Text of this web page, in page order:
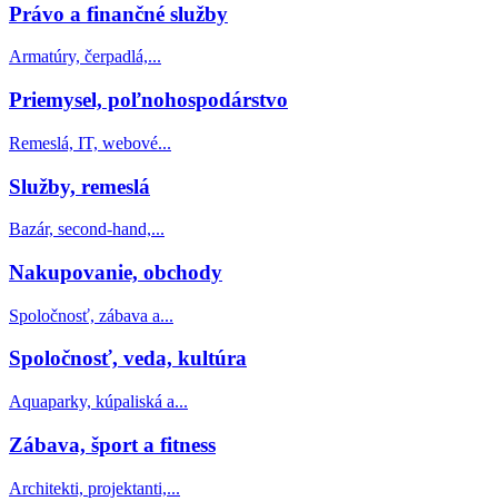
Právo a finančné služby
Armatúry, čerpadlá,...
Priemysel, poľnohospodárstvo
Remeslá, IT, webové...
Služby, remeslá
Bazár, second-hand,...
Nakupovanie, obchody
Spoločnosť, zábava a...
Spoločnosť, veda, kultúra
Aquaparky, kúpaliská a...
Zábava, šport a fitness
Architekti, projektanti,...